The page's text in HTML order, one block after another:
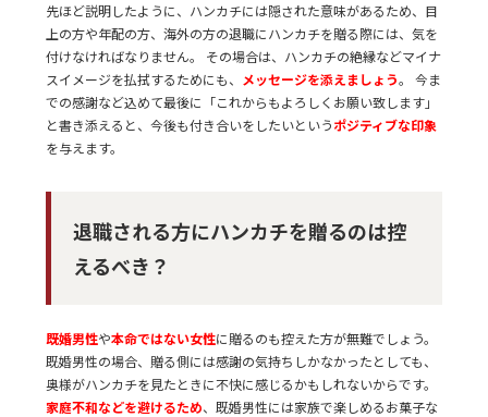
先ほど説明したように、ハンカチには隠された意味があるため、目
上の方や年配の方、海外の方の退職にハンカチを贈る際には、気を
付けなければなりません。 その場合は、ハンカチの絶縁などマイナ
スイメージを払拭するためにも、
メッセージを添えましょう。 今ま
での感謝など込めて最後に「これからもよろしくお願い致します」
と書き添えると、今後も付き合いをしたいというポジティブな印象
を与えます。
退職される方にハンカチを贈るのは控
えるべき？
既婚男性や本命ではない女性に贈るのも控えた方が無難でしょう。
既婚男性の場合、贈る側には感謝の気持ちしかなかったとしても、
奥様がハンカチを見たときに不快に感じるかもしれないからです。
家庭不和などを避けるため、既婚男性には家族で楽しめるお菓子な